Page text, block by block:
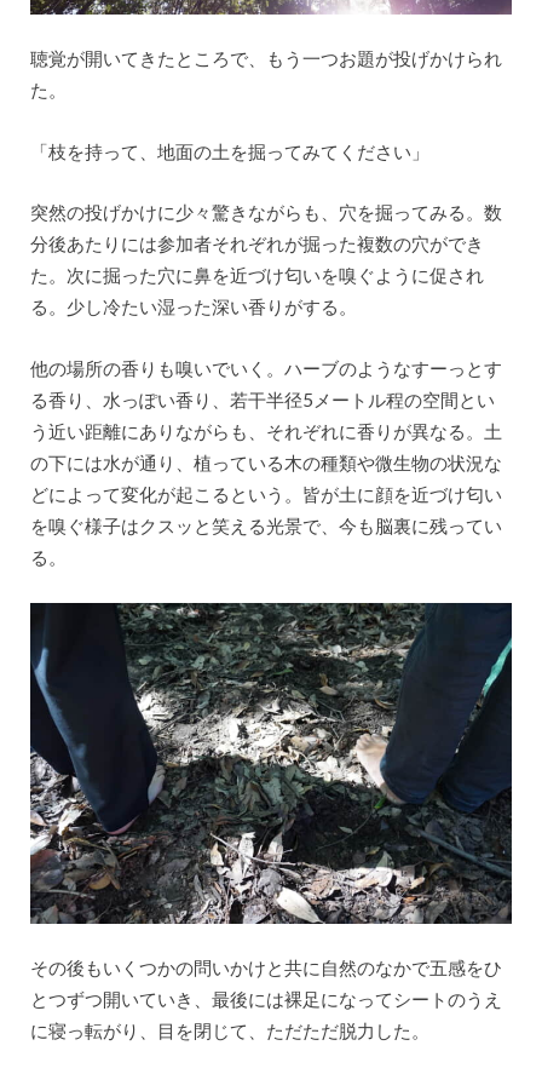
聴覚が開いてきたところで、もう一つお題が投げかけられ
た。
「枝を持って、地面の土を掘ってみてください」
突然の投げかけに少々驚きながらも、穴を掘ってみる。数
分後あたりには参加者それぞれが掘った複数の穴ができ
た。次に掘った穴に鼻を近づけ匂いを嗅ぐように促され
る。少し冷たい湿った深い香りがする。
他の場所の香りも嗅いでいく。ハーブのようなすーっとす
る香り、水っぽい香り、若干半径5メートル程の空間とい
う近い距離にありながらも、それぞれに香りが異なる。土
の下には水が通り、植っている木の種類や微生物の状況な
どによって変化が起こるという。皆が土に顔を近づけ匂い
を嗅ぐ様子はクスッと笑える光景で、今も脳裏に残ってい
る。
その後もいくつかの問いかけと共に自然のなかで五感をひ
とつずつ開いていき、最後には裸足になってシートのうえ
に寝っ転がり、目を閉じて、ただただ脱力した。